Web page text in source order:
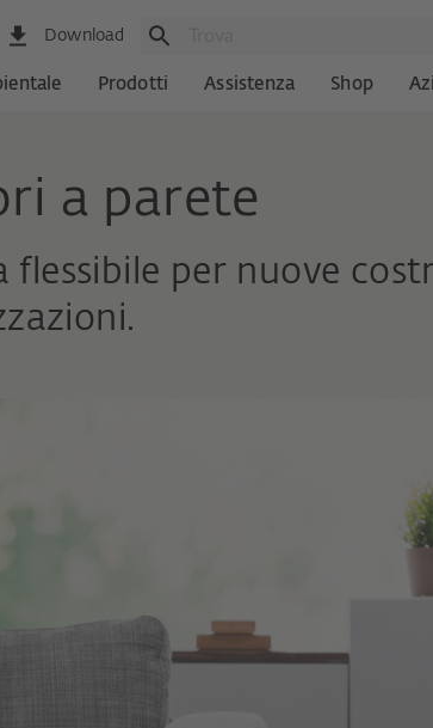
Download
Prodotti Assistenza Shop
a parete
flessibile per nuove